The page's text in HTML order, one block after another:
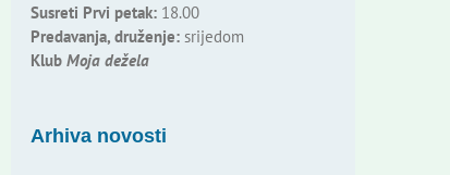
Susreti Prvi petak:18.00
Predavanja, druženje:srijedom
Klub Moja dežela
Arhiva novosti